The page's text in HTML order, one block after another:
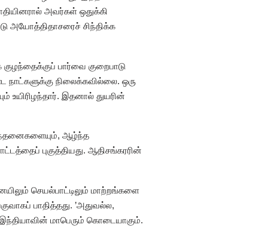
அவர்கள் ஒதுக்கி
அயோத்திதாசரைச் சிந்திக்க
பார்வை குறைபாடு
நிலைக்கவில்லை. ஒரு
இதனால் துயரின்
ஆழ்ந்த
புகுத்தியது. ஆதிசங்கரரின்
செயல்பாட்டிலும் மாற்றங்களை
பாதித்தது. ’அதுவல்ல,
மாபெரும் கொடையாகும்.